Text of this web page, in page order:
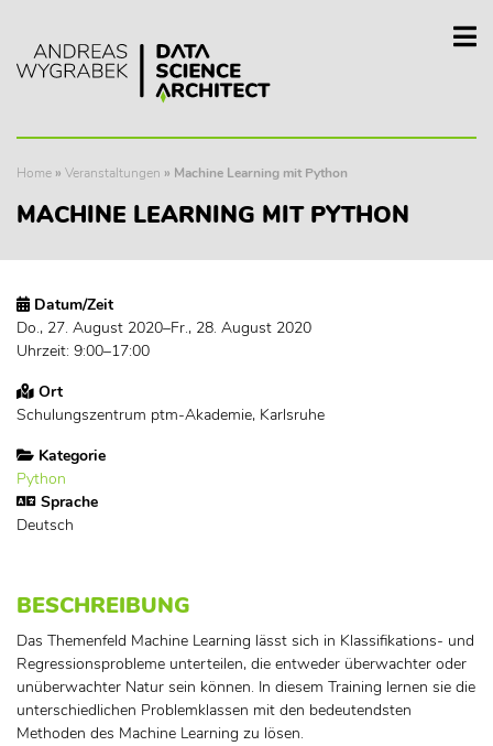
Home » Veranstaltungen » Machine Learning mit Python
MACHINE LEARNING MIT PYTHON
Datum/Zeit
Do., 27. August 2020–Fr., 28. August 2020
Uhrzeit: 9:00–17:00
Ort
Schulungszentrum ptm-Akademie, Karlsruhe
Kategorie
Python
Sprache
Deutsch
BESCHREIBUNG
Das Themenfeld Machine Learning lässt sich in Klassifikations- und
Regressionsprobleme unterteilen, die entweder überwachter oder
unüberwachter Natur sein können. In diesem Training lernen sie die
unterschiedlichen Problemklassen mit den bedeutendsten
Methoden des Machine Learning zu lösen.